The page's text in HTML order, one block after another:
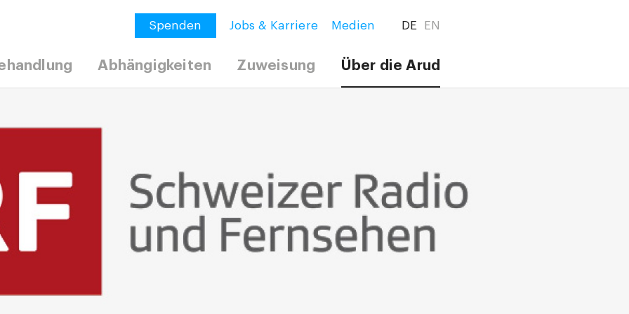
Spenden Jobs & Karriere Medien DE EN
Abhängigkeiten Zuweisung Über die Arud